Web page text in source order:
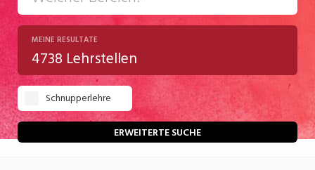
2028
Chemie/Pharma
Gastgewerbe
Gesundheit/Pflege/Soziales
Handwerk/Technik
MEINE RESULTATE
4738 Lehrstellen
Schnupperlehre
ERWEITERTE SUCHE